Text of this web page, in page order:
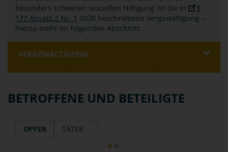
besonders schweren sexuellen Nötigung ist die in
§
177 Absatz 2 Nr. 1 StGB beschriebene Vergewaltigung –
hierzu mehr im folgenden Abschnitt.
VERGEWALTIGUNG
BETROFFENE UND BETEILIGTE
OPFER TÄTER